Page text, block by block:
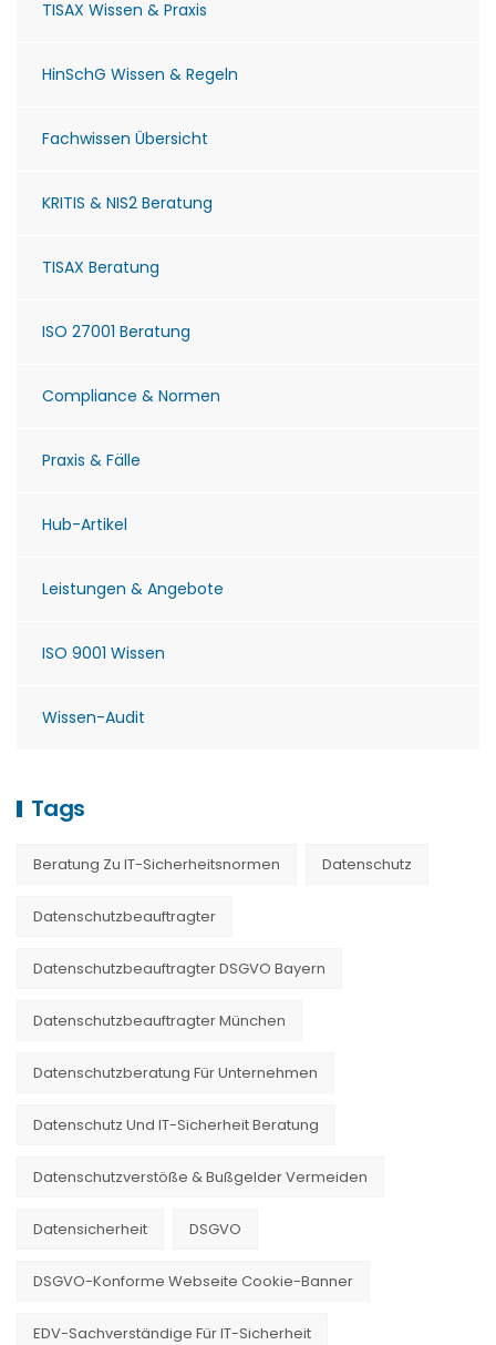
TISAX Wissen & Praxis
HinSchG Wissen & Regeln
Fachwissen Übersicht
KRITIS & NIS2 Beratung
TISAX Beratung
ISO 27001 Beratung
Compliance & Normen
Praxis & Fälle
Hub-Artikel
Leistungen & Angebote
ISO 9001 Wissen
Wissen-Audit
Tags
Beratung Zu IT-Sicherheitsnormen Datenschutz
Datenschutzbeauftragter
Datenschutzbeauftragter DSGVO Bayern
Datenschutzbeauftragter München
Datenschutzberatung Für Unternehmen
Datenschutz Und IT-Sicherheit Beratung
Datenschutzverstöße & Bußgelder Vermeiden
Datensicherheit DSGVO
DSGVO-Konforme Webseite Cookie-Banner
EDV-Sachverständige Für IT-Sicherheit